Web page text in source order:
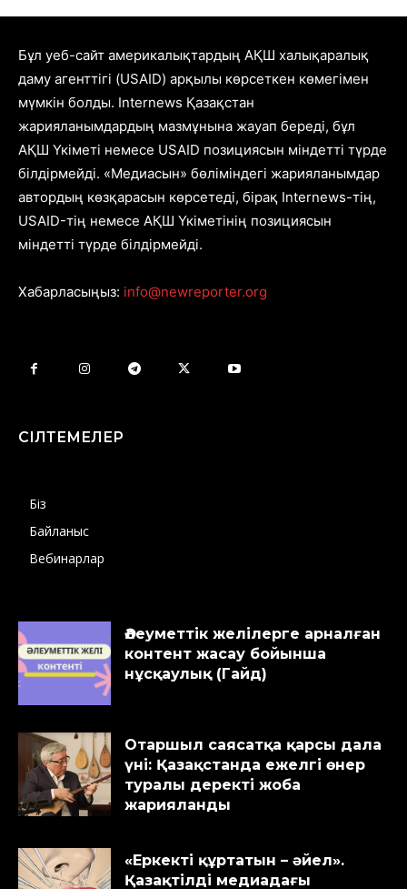
Бұл уеб-сайт америкалықтардың АҚШ халықаралық
даму агенттігі (USAID) арқылы көрсеткен көмегімен
мүмкін болды. Internews Қазақстан
жарияланымдардың мазмұнына жауап береді, бұл
АҚШ Үкіметі немесе USAID позициясын міндетті түрде
білдірмейді. «Медиасын» бөліміндегі жарияланымдар
автордың көзқарасын көрсетеді, бірақ Internews-тің,
USAID-тің немесе АҚШ Үкіметінің позициясын
міндетті түрде білдірмейді.
Хабарласыңыз: info@newreporter.org
СІЛТЕМЕЛЕР
Біз
Байланыс
Вебинарлар
Әлеуметтік желілерге арналған
контент жасау бойынша
нұсқаулық (Гайд)
Отаршыл саясатқа қарсы дала
үні: Қазақстанда ежелгі өнер
туралы деректі жоба
жарияланды
«Еркекті құртатын – әйел».
Қазақтілді медиадағы